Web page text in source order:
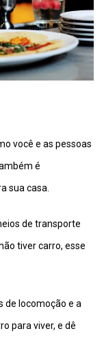
você e as pessoas
é
sua casa.
de transporte
tiver carro, esse
de locomoção e a
para viver, e dê